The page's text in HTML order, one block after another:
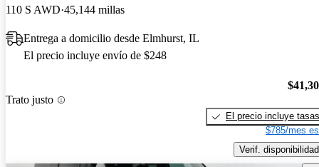
110 S AWD 45,144 millas
Entrega a domicilio desde Elmhurst, IL
El precio incluye envío de $248
Trato justo
El precio incluye tasas
$785/mes
Verif. disponibilidad